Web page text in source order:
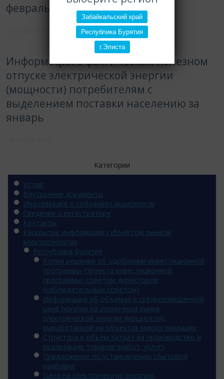
Забайкальский край
Республика Бурятия
г.Элиста
февраль
Информация о фактическом полезном
отпуске электрической энергии
(мощности) потребителям с
выделением поставки населению за
январь
Категории
Устав
Внутренние документы
Информация о собраниях акционеров
Сведения о регистраторе
Контакты
Раскрытие информации субъектом рынков
электроэнергии
Республика Бурятия
Копия решения об одобрении инвестиционной
программы (проекта инвестиционной
программы) советом директоров
(наблюдательным советом)
Информация об объемах и средневзвешенной
цене покупки на розничном рынке
электрической энергии (мощности),
выработанной на объектах микрогенерации
Структура и объем затрат на производство и
реализацию товаров (работ, услуг)
Предложение по установлению сбытовой
надбавки
Цена на электрическую энергию,